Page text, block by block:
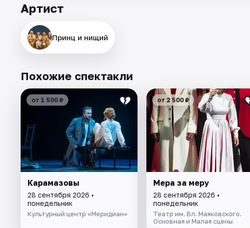
Артист
Принц и нищий
Похожие спектакли
от 1 500 ₽
Карамазовы
28 сентября 2026 •
понедельник
Культурный центр «Меридиан»
от 2 500 ₽
Мера за меру
28 сентября 2026 •
понедельник
Театр им. Вл. Маяковского.
Основная и Малая сцены